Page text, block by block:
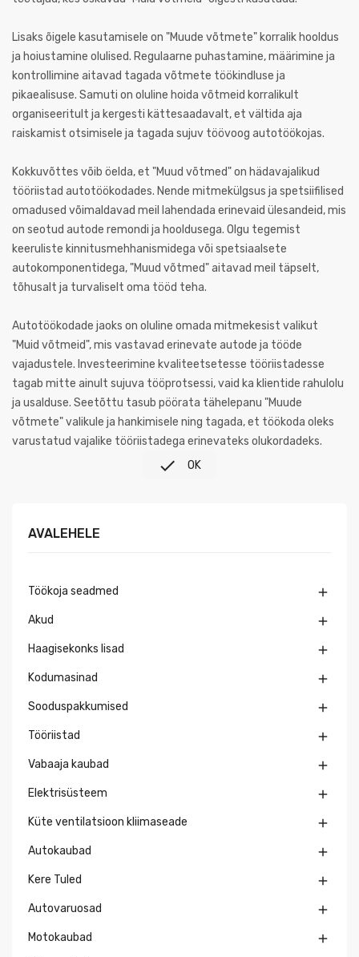
Lisaks õigele kasutamisele on "Muude võtmete" korralik hooldus
ja hoiustamine olulised. Regulaarne puhastamine, määrimine ja
kontrollimine aitavad tagada võtmete töökindluse ja
pikaealisuse. Samuti on oluline hoida võtmeid korralikult
organiseeritult ja kergesti kättesaadavalt, et vältida aja
raiskamist otsimisele ja tagada sujuv töövoog autotöökojas.
Kokkuvõttes võib öelda, et "Muud võtmed" on hädavajalikud
tööriistad autotöökodades. Nende mitmekülgsus ja spetsiifilised
omadused võimaldavad meil lahendada erinevaid ülesandeid, mis
on seotud autode remondi ja hooldusega. Olgu tegemist
keeruliste kinnitusmehhanismidega või spetsiaalsete
autokomponentidega, "Muud võtmed" aitavad meil täpselt,
tõhusalt ja turvaliselt oma tööd teha.
Autotöökodade jaoks on oluline omada mitmekesist valikut
"Muid võtmeid", mis vastavad erinevate autode ja tööde
vajadustele. Investeerimine kvaliteetsetesse tööriistadesse
tagab mitte ainult sujuva tööprotsessi, vaid ka klientide rahulolu
ja usalduse. Seetõttu tasub pöörata tähelepanu "Muude
võtmete" valikule ja hankimisele ning tagada, et töökoda oleks
varustatud vajalike tööriistadega erinevateks olukordadeks.
 OK
AVALEHELE
Töökoja seadmed 
Akud 
Haagisekonks lisad 
Kodumasinad 
Sooduspakkumised 
Tööriistad 
Vabaaja kaubad 
Elektrisüsteem 
Küte ventilatsioon kliimaseade 
Autokaubad 
Kere Tuled 
Autovaruosad 
Motokaubad 